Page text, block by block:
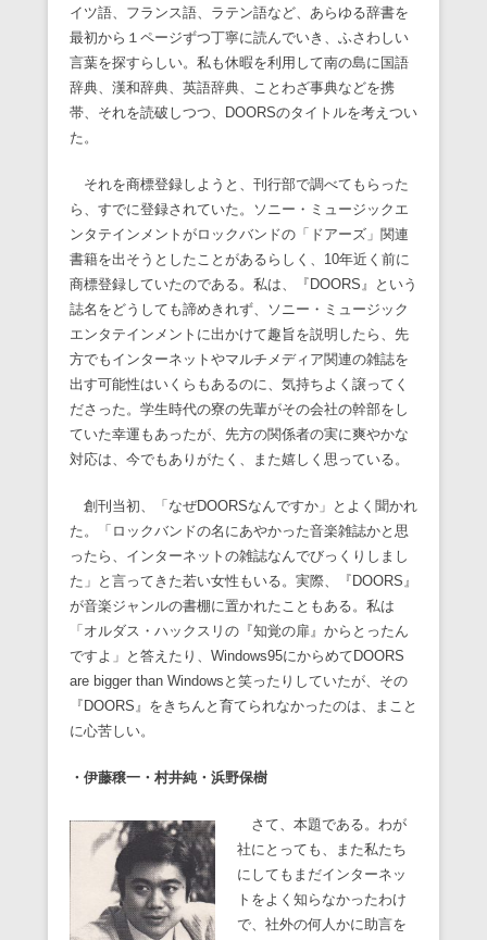
イツ語、フランス語、ラテン語など、あらゆる辞書を
最初から１ページずつ丁寧に読んでいき、ふさわしい
言葉を探すらしい。私も休暇を利用して南の島に国語
辞典、漢和辞典、英語辞典、ことわざ事典などを携
帯、それを読破しつつ、DOORSのタイトルを考えつい
た。
それを商標登録しようと、刊行部で調べてもらった
ら、すでに登録されていた。ソニー・ミュージックエ
ンタテインメントがロックバンドの「ドアーズ」関連
書籍を出そうとしたことがあるらしく、10年近く前に
商標登録していたのである。私は、『DOORS』という
誌名をどうしても諦めきれず、ソニー・ミュージック
エンタテインメントに出かけて趣旨を説明したら、先
方でもインターネットやマルチメディア関連の雑誌を
出す可能性はいくらもあるのに、気持ちよく譲ってく
ださった。学生時代の寮の先輩がその会社の幹部をし
ていた幸運もあったが、先方の関係者の実に爽やかな
対応は、今でもありがたく、また嬉しく思っている。
創刊当初、「なぜDOORSなんですか」とよく聞かれ
た。「ロックバンドの名にあやかった音楽雑誌かと思
ったら、インターネットの雑誌なんでびっくりしまし
た」と言ってきた若い女性もいる。実際、『DOORS』
が音楽ジャンルの書棚に置かれたこともある。私は
「オルダス・ハックスリの『知覚の扉』からとったん
ですよ」と答えたり、Windows95にからめてDOORS
are bigger than Windowsと笑ったりしていたが、その
『DOORS』をきちんと育てられなかったのは、まこと
に心苦しい。
・伊藤穣一・村井純・浜野保樹
さて、本題である。わが
社にとっても、また私たち
にしてもまだインターネッ
トをよく知らなかったわけ
で、社外の何人かに助言を